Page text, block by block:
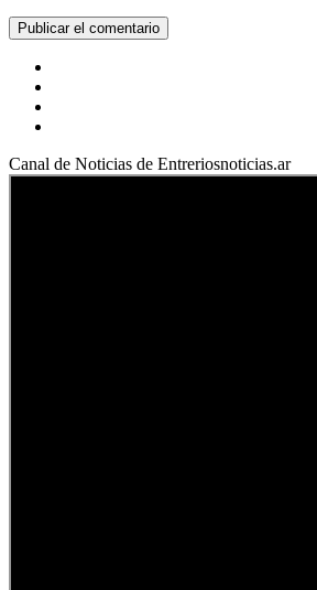
Canal de Noticias de Entreriosnoticias.ar